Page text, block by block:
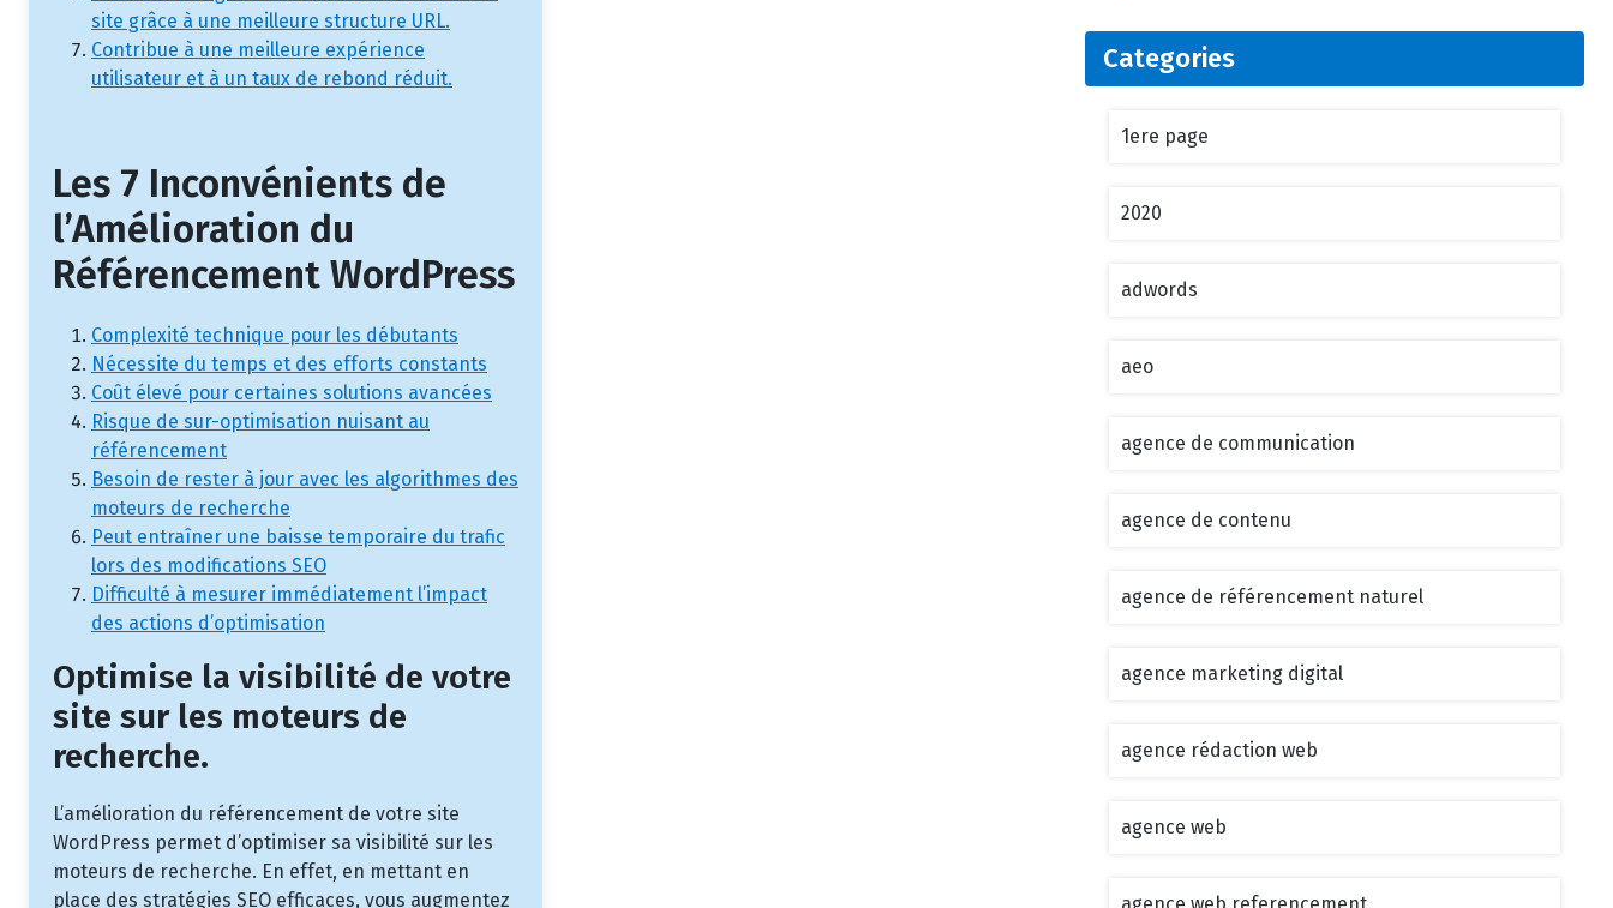
site grâce à une meilleure structure URL.
Contribue à une meilleure expérience
utilisateur et à un taux de rebond réduit.
Les 7 Inconvénients de
l’Amélioration du
Référencement WordPress
Complexité technique pour les débutants
Nécessite du temps et des efforts constants
Coût élevé pour certaines solutions avancées
Risque de sur-optimisation nuisant au
référencement
Besoin de rester à jour avec les algorithmes des
moteurs de recherche
Peut entraîner une baisse temporaire du trafic
lors des modifications SEO
Difficulté à mesurer immédiatement l’impact
des actions d’optimisation
Optimise la visibilité de votre
site sur les moteurs de
recherche.
L’amélioration du référencement de votre site
WordPress permet d’optimiser sa visibilité sur les
moteurs de recherche. En effet, en mettant en
place des stratégies SEO efficaces, vous augmentez
Categories
1ere page
2020
adwords
aeo
agence de communication
agence de contenu
agence de référencement naturel
agence marketing digital
agence rédaction web
agence web